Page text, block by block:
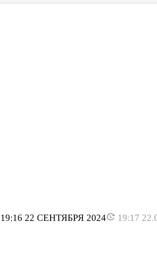
19:16 22 СЕНТЯБРЯ 2024 19:17